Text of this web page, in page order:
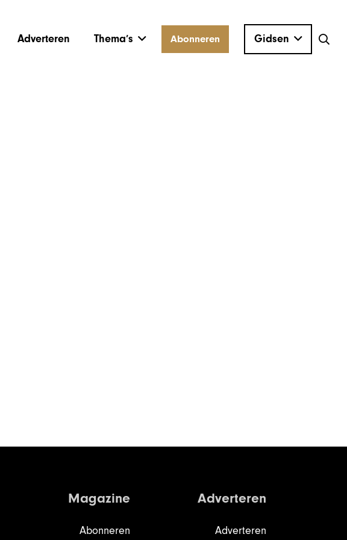
Adverteren Thema’s Abonneren Gidsen
Magazine
Abonneren
Adverteren
Adverteren